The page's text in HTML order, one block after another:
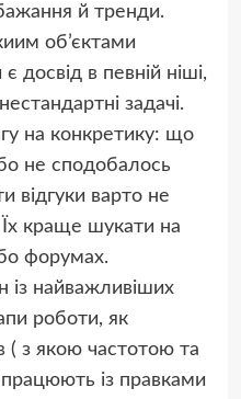
й тренди.
об’єктами
досвід в певній ніші,
задачі.
на конкретику: що
не сподобалось
відгуки варто не
Їх краще шукати на
форумах.
із найважливіших
роботи, як
( з якою частотою та
із правками